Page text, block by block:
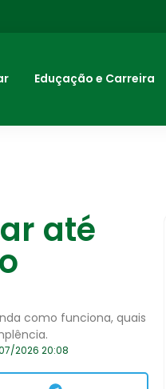
Eduçação e Carreira
até
como funciona, quais
2026 20:08